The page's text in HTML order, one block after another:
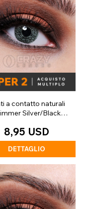
a contatto naturali
Silver/Black
8,95 USD
DETTAGLIO